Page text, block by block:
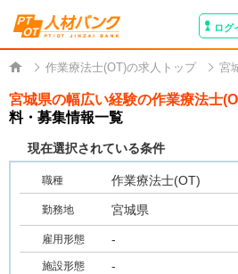
ログ
作業療法士(OT)の求人トップ 宮
宮城県の幅広い経験の作業療法士
料・募集情報一覧
現在選択されている条件
職種 作業療法士(OT)
勤務地 宮城県
雇用形態 -
施設形態 -